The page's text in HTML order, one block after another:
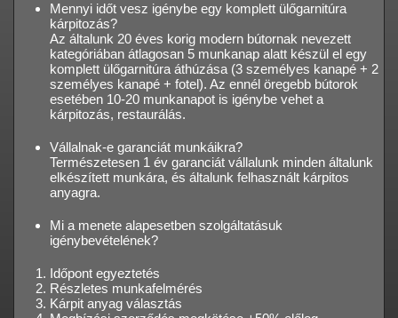
Mennyi időt vesz igénybe egy komplett ülőgarnitúra
kárpitozás?
Az általunk 20 éves korig modern bútornak nevezett
kategóriában átlagosan 5 munkanap alatt készül el egy
komplett ülőgarnitúra áthúzása (3 személyes kanapé + 2
személyes kanapé + fotel). Az ennél öregebb bútorok
esetében 10-20 munkanapot is igénybe vehet a
kárpitozás, restaurálás.
Vállalnak-e garanciát munkáikra?
Természetesen 1 év garanciát vállalunk minden általunk
elkészített munkára, és általunk felhasznált kárpitos
anyagra.
Mi a menete alapesetben szolgáltatásuk
igénybevételének?
Időpont egyeztetés
Részletes munkafelmérés
Kárpit anyag választás